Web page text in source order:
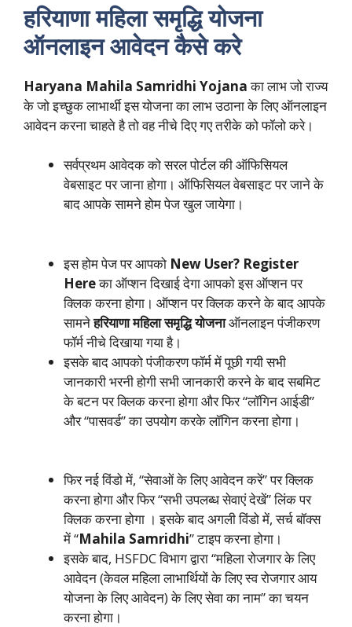
हरियाणा महिला समृद्धि योजना
ऑनलाइन आवेदन कैसे करे
Haryana Mahila Samridhi Yojanaका लाभ जो राज्य
के जो इच्छुक लाभार्थी इस योजना का लाभ उठाना के लिए ऑनलाइन
आवेदन करना चाहते है तो वह नीचे दिए गए तरीके को फॉलो करे।
सर्वप्रथम आवेदक को सरल पोर्टल की ऑफिसियल
वेबसाइट पर जाना होगा। ऑफिसियल वेबसाइट पर जाने के
बाद आपके सामने होम पेज खुल जायेगा।
इस होम पेज पर आपको New User? Register
Hereका ऑप्शन दिखाई देगा आपको इस ऑप्शन पर
क्लिक करना होगा। ऑप्शन पर क्लिक करने के बाद आपके
सामनेहरियाणा महिला समृद्धि योजनाऑनलाइन पंजीकरण
फॉर्म नीचे दिखाया गया है।
इसके बाद आपको पंजीकरण फॉर्म में पूछी गयी सभी
जानकारी भरनी होगी सभी जानकारी करने के बाद सबमिट
के बटन पर क्लिक करना होगा और फिर “लॉगिन आईडी”
और “पासवर्ड” का उपयोग करके लॉगिन करना होगा।
फिर नई विंडो में, “सेवाओं के लिए आवेदन करें” पर क्लिक
करना होगा और फिर “सभी उपलब्ध सेवाएं देखें” लिंक पर
क्लिक करना होगा । इसके बाद अगली विंडो में, सर्च बॉक्स
में “Mahila Samridhi” टाइप करना होगा।
इसके बाद, HSFDC विभाग द्वारा “महिला रोजगार के लिए
आवेदन (केवल महिला लाभार्थियों के लिए स्व रोजगार आय
योजना के लिए आवेदन) के लिए सेवा का नाम” का चयन
करना होगा।